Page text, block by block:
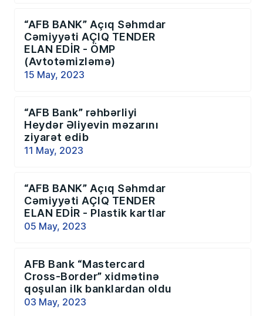
“AFB BANK” Açıq Səhmdar
Cəmiyyəti AÇIQ TENDER
ELAN EDİR - ÖMP
(Avtotəmizləmə)
15 May, 2023
“AFB Bank” rəhbərliyi
Heydər Əliyevin məzarını
ziyarət edib
11 May, 2023
“AFB BANK” Açıq Səhmdar
Cəmiyyəti AÇIQ TENDER
ELAN EDİR - Plastik kartlar
05 May, 2023
AFB Bank “Mastercard
Cross-Border” xidmətinə
qoşulan ilk banklardan oldu
03 May, 2023